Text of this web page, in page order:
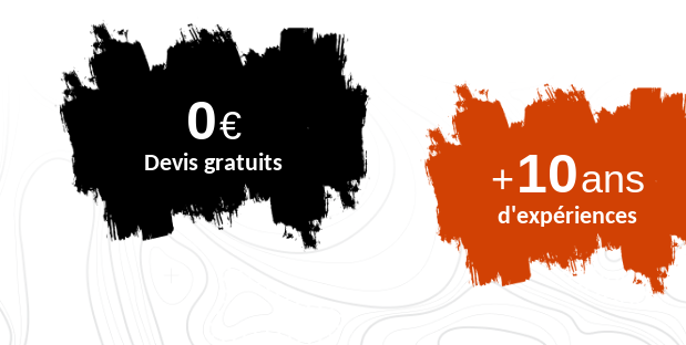
0€
Devis gratuits +10ans
d'expériences